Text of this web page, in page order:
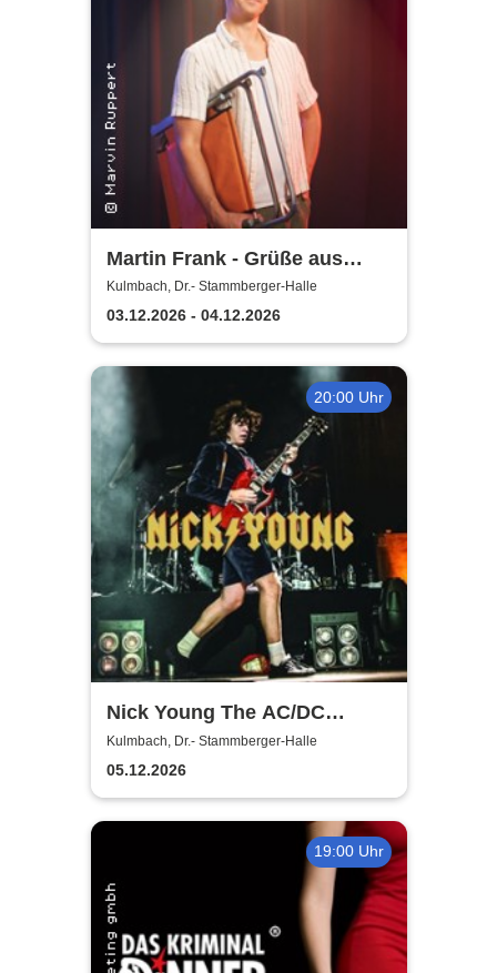
Martin Frank - Grüße aus
Allegro Süd
Kulmbach, Dr.- Stammberger-Halle
03.12.2026 - 04.12.2026
20:00 Uhr
Nick Young The AC/DC
Master-Band
Kulmbach, Dr.- Stammberger-Halle
05.12.2026
19:00 Uhr